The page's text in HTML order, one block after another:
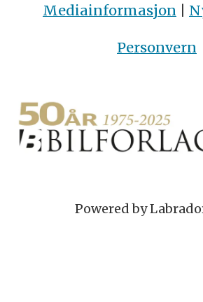
Mediainformasjon |
Personvern
Powered by